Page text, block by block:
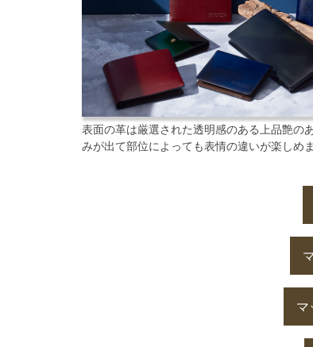
表面の革は厳選された透明感のある上品艶の
みが出て部位によっても表情の違いが楽しめま
マ